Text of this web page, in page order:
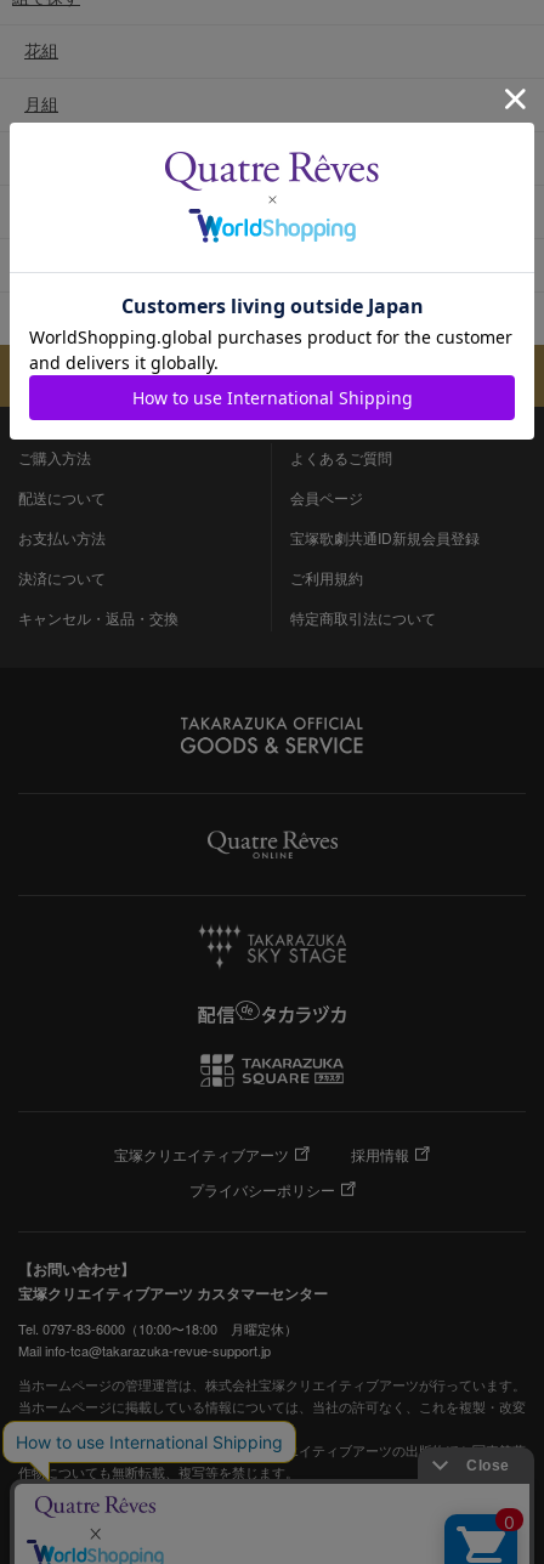
花組
月組
メールマガジンのご案内
ご購入方法
配送について
お支払い方法
決済について
キャンセル・返品・交換
よくあるご質問
会員ページ
宝塚歌劇共通ID新規会員登録
ご利用規約
特定商取引法について
宝塚クリエイティブアーツ
採用情報
プライバシーポリシー
【お問い合わせ】
宝塚クリエイティブアーツ カスタマーセンター
Tel. 0797-83-6000（10:00〜18:00 月曜定休）
Mail info-tca@takarazuka-revue-support.jp
当ホームページの管理運営は、株式会社宝塚クリエイティブアーツが行っています。
当ホームページに掲載している情報については、当社の許可なく、これを複製・改変
することを固く禁止します。
また、阪急電鉄並びに宝塚歌劇団、宝塚クリエイティブアーツの出版物ほか写真等著
作物についても無断転載、複写等を禁じます。
宝塚歌劇公式ホームページ
JASRAC許諾番号：S0507081515